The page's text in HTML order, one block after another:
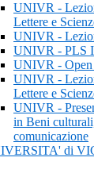
UNIVR -
Lettere e
UNIVR -
UNIVR - PLS
UNIVR - Open
UNIVR -
Lettere e
UNIVR -
in Beni
comunicazione
di